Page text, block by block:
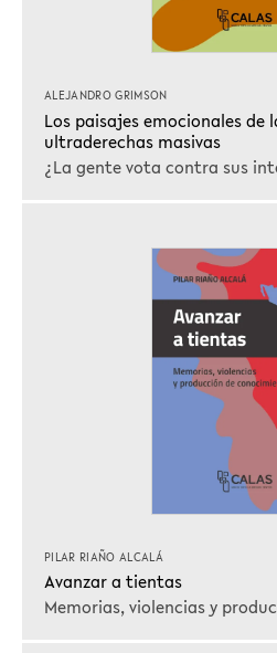
ALEJANDRO GRIMSON
Los paisajes emocionales de
ultraderechas masivas
¿La gente vota contra sus
PILAR RIAÑO ALCALÁ
Avanzar a tientas
Memorias, violencias y